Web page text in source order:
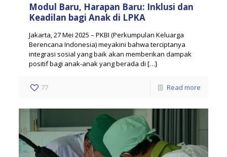
Modul Baru, Harapan Baru: Inklusi dan
Keadilan bagi Anak di LPKA
Jakarta, 27 Mei 2025 – PKBI (Perkumpulan Keluarga
Berencana Indonesia) meyakini bahwa terciptanya
integrasi sosial yang baik akan memberikan dampak
positif bagi anak-anak yang berada di […]
77 Read more